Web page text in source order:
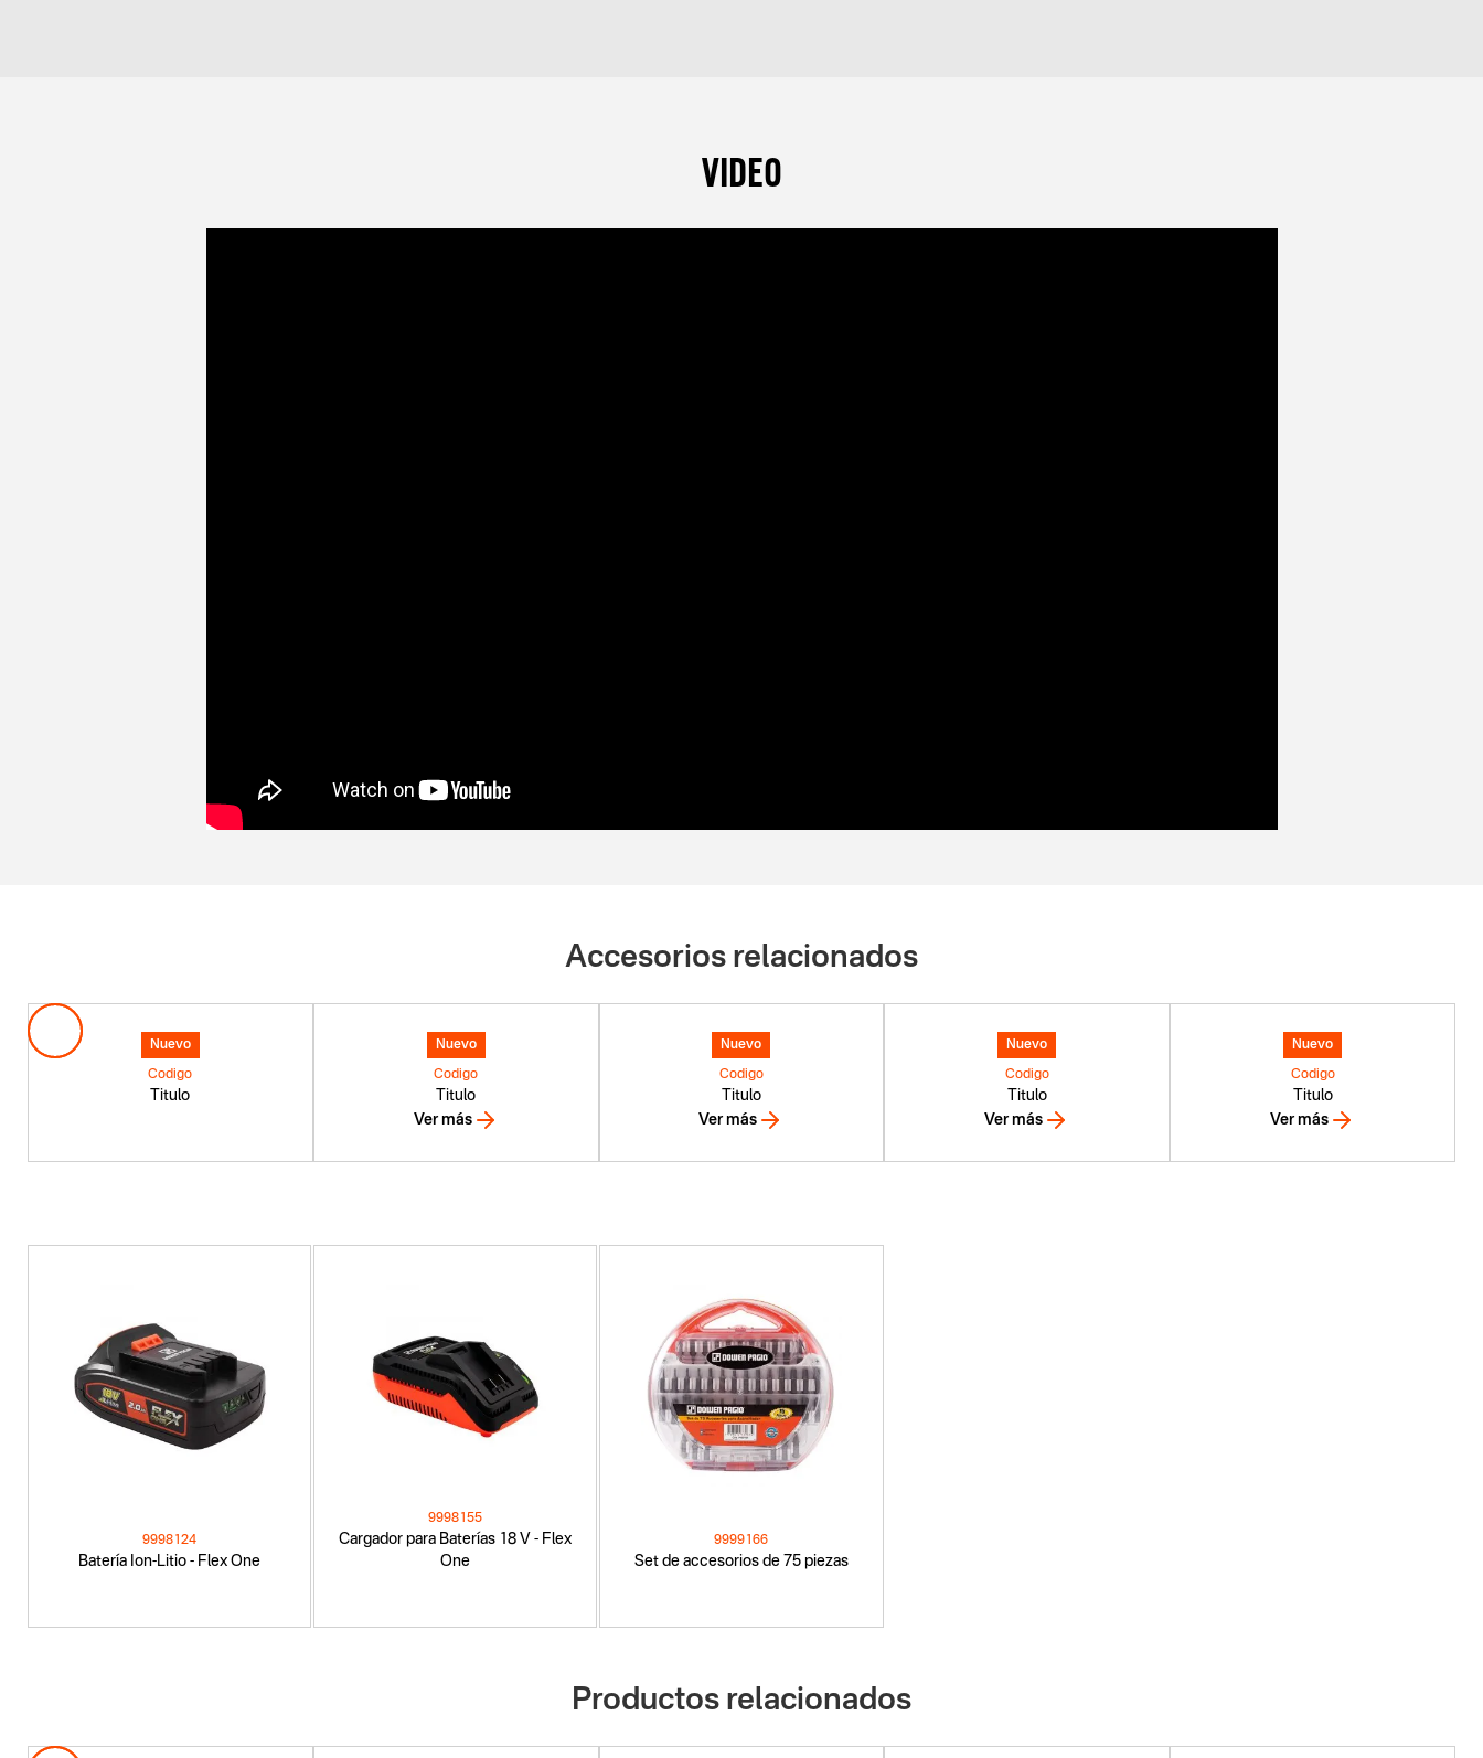
VIDEO
Accesorios relacionados
Nuevo
Titulo
Codigo
Nuevo
Titulo
Codigo
Ver más
Nuevo
Titulo
Codigo
Ver más
Nuevo
Titulo
Codigo
Ver más
Nuevo
Titulo
Codigo
Ver más
Batería Ion-Litio - Flex One
9998124
Cargador para Baterías 18 V - Flex
One
9998155
Set de accesorios de 75 piezas
9999166
Productos relacionados